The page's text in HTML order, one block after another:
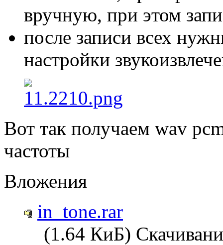
вручную, при этом
после записи всех
настройки
Вот так получаем wav
частоты
Вложения
in_tone.rar
(1.64 КиБ)